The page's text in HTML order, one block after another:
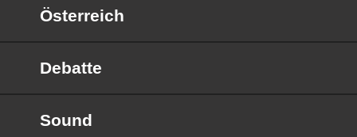
Österreich
Debatte
Sound